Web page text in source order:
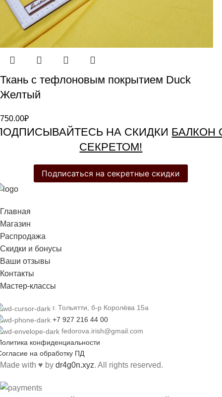
Ткань с тефлоновым покрытием Duck
Желтый
750.00₽
НА СКИДКИ БАЛКОН
СЕКРЕТОМ!
Подписаться на секретные скидки
Главная
Магазин
Распродажа
Cкидки и бонусы
Ваши отзывы
Контакты
Мастер-классы
г. Тольятти, б-р Королёва 15а
+7 927 216 44 00
fedorova.irish@gmail.com
конфиденциальности
на обработку ПД
Made with ♥ by dr4g0n.xyz. All rights reserved.